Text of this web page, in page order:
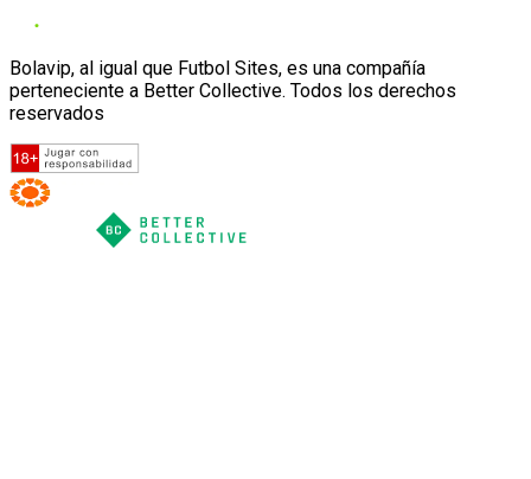
Bolavip, al igual que Futbol Sites, es una compañía
perteneciente a Better Collective. Todos los derechos
reservados